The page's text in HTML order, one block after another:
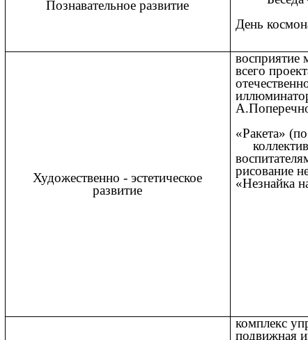
Познавательное развитие
День
Художественно - эстетическое
развитие
восприятие
всего
рисование
«Незнайка
комплекс
подвижная